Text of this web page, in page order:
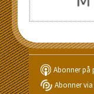
Abonner på
Abonner via